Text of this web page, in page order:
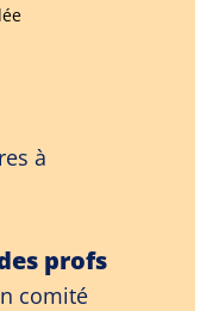
à
profs
comité